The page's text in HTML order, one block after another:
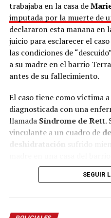
trabajaba en la casa de
imputada por la muerte de
declararon esta mañana en
juicio para esclarecer el
las condiciones de
a su madre en el barrio
antes de su fallecimiento.
El caso tiene como víctima a
diagnosticada con una
llamada Síndrome de Rett.
vinculante a un cuadro de
deshidratación
sufrido
La mayor parte de su vida la
2007 aproximadamente,
en el barrio Terrazas y ese
SEGUIR